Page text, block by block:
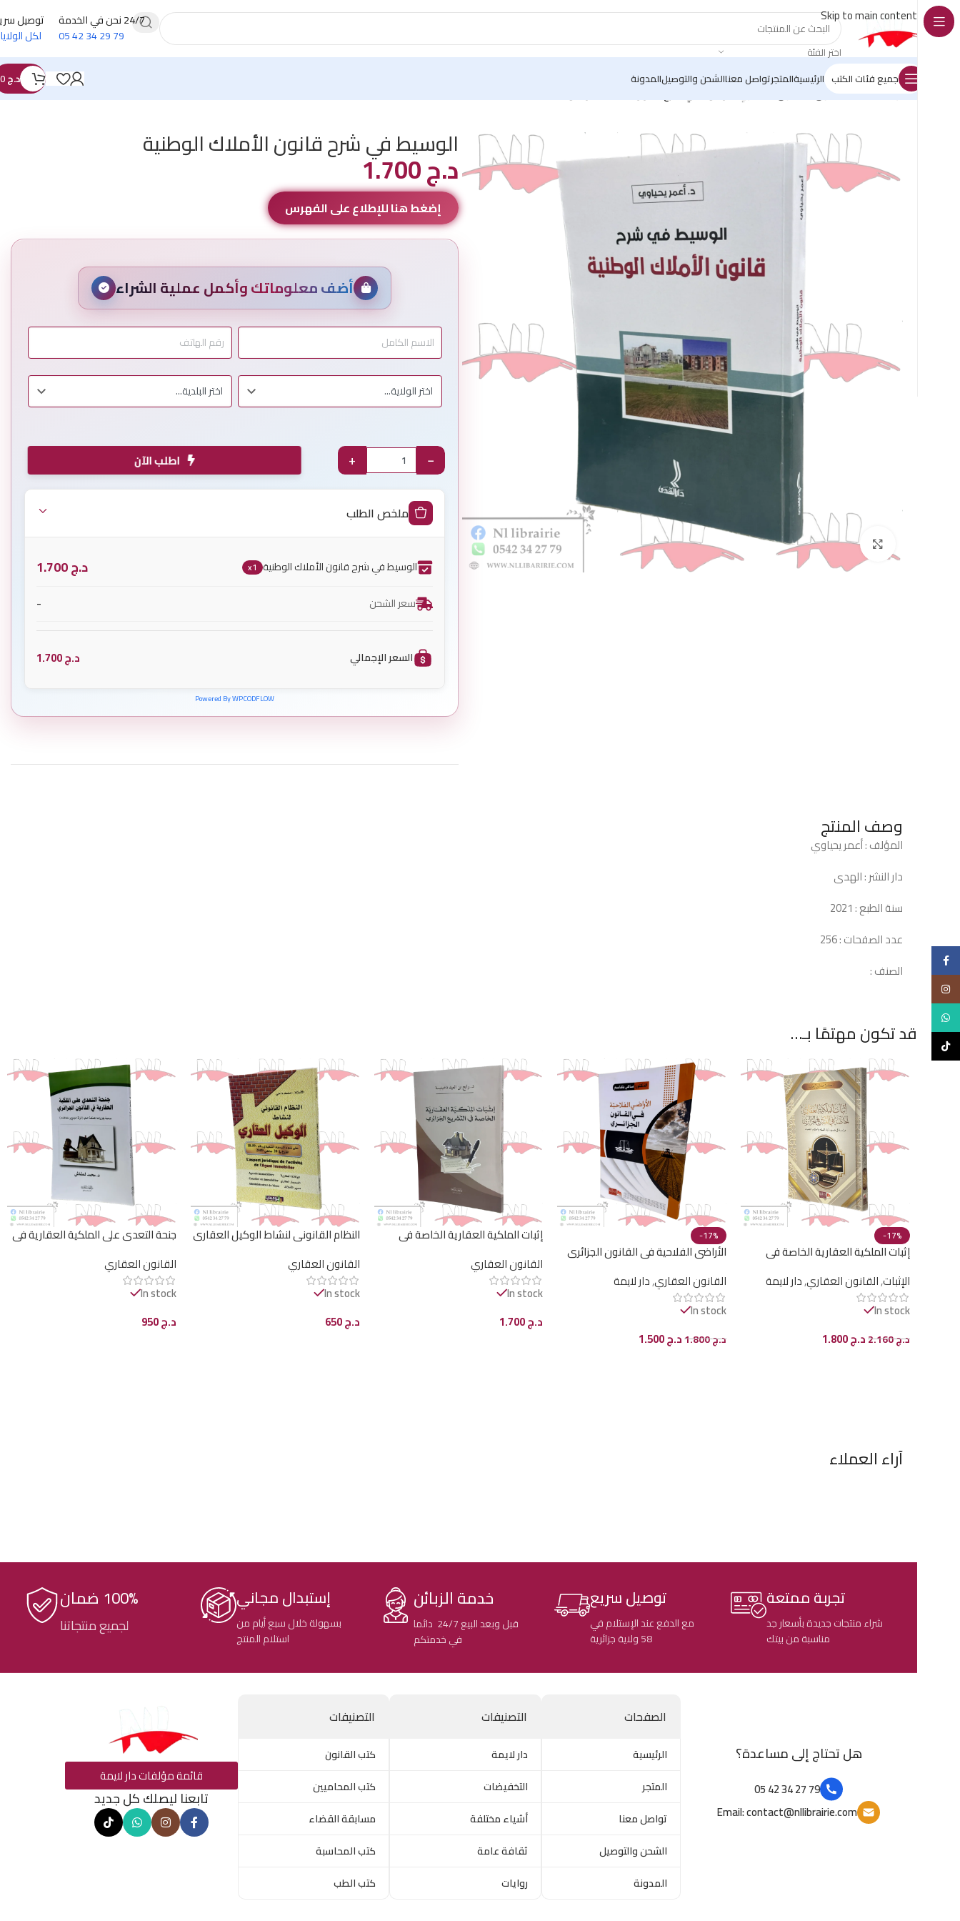
Skip to main content
اختر الفئة
24/7 نحن في الخدمة
79 29 34 42 05
توصيل
لكل
جميع فئات الكتب الرئيسيةالمتجرتواصل معناالشحن والتوصيلالمدونة د.ج
الرئيسية/كتب القانون
Click to enlarge
الوسيط في شرح قانون الأملاك الوطنية
د.ج
إضغط هنا للإطلاع على الفهرس
أضف معلوماتك وأكمل عملية الشراء
−
+ اطلب الآن
ملخص الطلب
الوسيط في شرح قانون الأملاك الوطنية x1 د.ج
سعر الشحن -
السعر الإجمالي د.ج
Powered By WPCODFLOW
وصف المنتج
المؤلف : أعمر يحياوي
دار النشر : الهدى
سنة الطبع : 2021
عدد الصفحات : 256
الصنف :
قد تكون مهتمًا بـ…
-17%
إثبات الملكية العقارية الخاصة في
الإثبات,القانون العقاري,دار لايمة
In stock
د.ج2.160 د.ج
-17%
الأراضي الفلاحية في القانون الجزائري
القانون العقاري,دار لايمة
In stock
د.ج1.800 د.ج
إثبات الملكية العقارية الخاصة في
القانون العقاري
In stock
د.ج
النظام القانوني لنشاط الوكيل العقاري
القانون العقاري
In stock
د.ج650
جنحة التعدي على الملكية العقارية في
القانون العقاري
In stock
د.ج950
آراء العملاء
تجربة ممتعة
شراء منتجات جديدة بأسعار جد
مناسبة من بيتك
توصيل سريع
مع الدفع عند الإستلام في
58 ولاية جزائرية
خدمة الزبائن
قبل وبعد البيع 24/7 دائما
في خدمتكم
إستبدال مجاني
بسهولة خلال سبع أيام من
استلام المنتج
100% ضمان
لجميع منتجاتنا
هل تحتاج إلى مساعدة؟
79 27 34 42 05
Email: contact@nllibrairie.com
الصفحات
الرئيسية
المتجر
تواصل معنا
الشحن والتوصيل
المدونة
التصنيفات
دار لايمة
التخفيضات
أشياء مختلفة
ثقافة عامة
روايات
التصنيفات
كتب القانون
كتب المحاميين
مسابقة القضاء
كتب المحاسبة
كتب الطب
قائمة مؤلفات دار لايمة
تابعنا ليصلك كل جديد